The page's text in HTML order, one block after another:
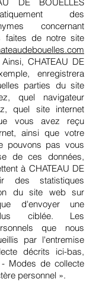
des
concernant
faites de notre site
CHATEAU DE
enregistrera
parties du site
quel navigateur
quel site internet
vous avez reçu
ainsi que votre
pouvons pas vous
de ces données,
à CHATEAU DE
des statistiques
du site web sur
d'envoyer une
ciblée. Les
que nous
par l'entremise
décrits ici-bas,
Modes de collecte
personnel ».